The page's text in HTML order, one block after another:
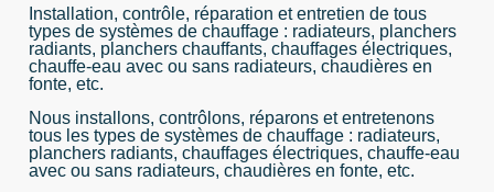
Installation, contrôle, réparation et entretien de tous
types de systèmes de chauffage : radiateurs, planchers
radiants, planchers chauffants, chauffages électriques,
chauffe-eau avec ou sans radiateurs, chaudières en
fonte, etc.
Nous installons, contrôlons, réparons et entretenons
tous les types de systèmes de chauffage : radiateurs,
planchers radiants, chauffages électriques, chauffe-eau
avec ou sans radiateurs, chaudières en fonte, etc.